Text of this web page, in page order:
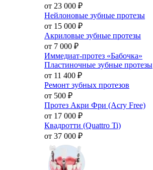
от 23 000 ₽
Нейлоновые зубные протезы
от 15 000 ₽
Акриловые зубные протезы
от 7 000 ₽
Иммедиат-протез «Бабочка»
Пластиночные зубные протезы
от 11 400 ₽
Ремонт зубных протезов
от 500 ₽
Протез Акри Фри (Acry Free)
от 17 000 ₽
Квадротти (Quattro Ti)
от 37 000 ₽